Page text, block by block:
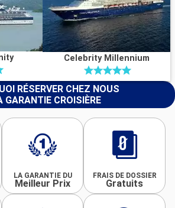
Celebrity Millennium
RÉSERVER CHEZ NOUS
GARANTIE CROISIÈRE
LA GARANTIE DU
Meilleur Prix
FRAIS DE DOSSIER
Gratuits